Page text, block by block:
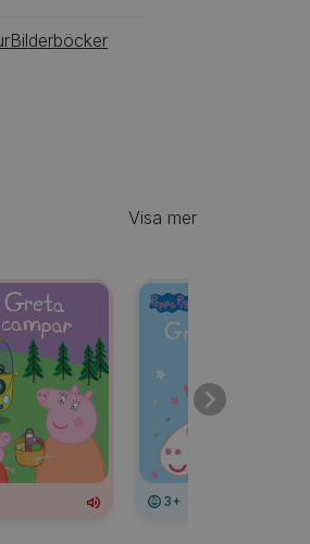
Bilderböcker
Visa mer
3+